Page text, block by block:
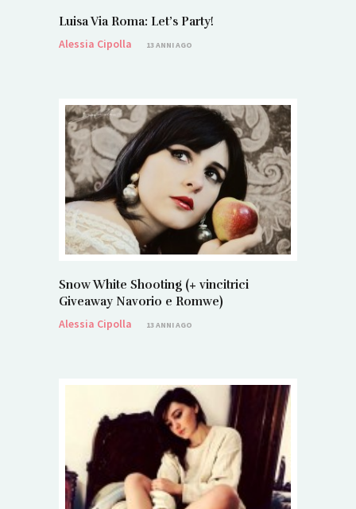
Luisa Via Roma: Let’s Party!
Alessia Cipolla
13 ANNI AGO
Snow White Shooting (+ vincitrici
Giveaway Navorio e Romwe)
Alessia Cipolla
13 ANNI AGO